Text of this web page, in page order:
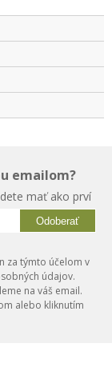
emailom?
mať ako prví
Odoberať
za týmto účelom v
údajov.
na váš email.
alebo kliknutím